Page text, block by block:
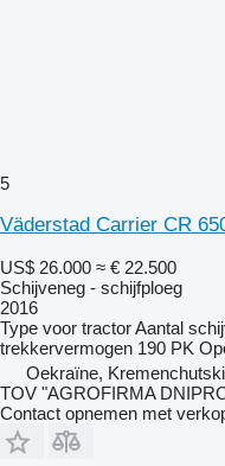
5
Väderstad Carrier CR
US$ 26.000 ≈ € 22.500
Schijveneg - schijfploeg
2016
Type voor tractorAantal
trekkervermogen 190 PK
Oekraïne,
TOV "AGROFIRMA
Contact opnemen met